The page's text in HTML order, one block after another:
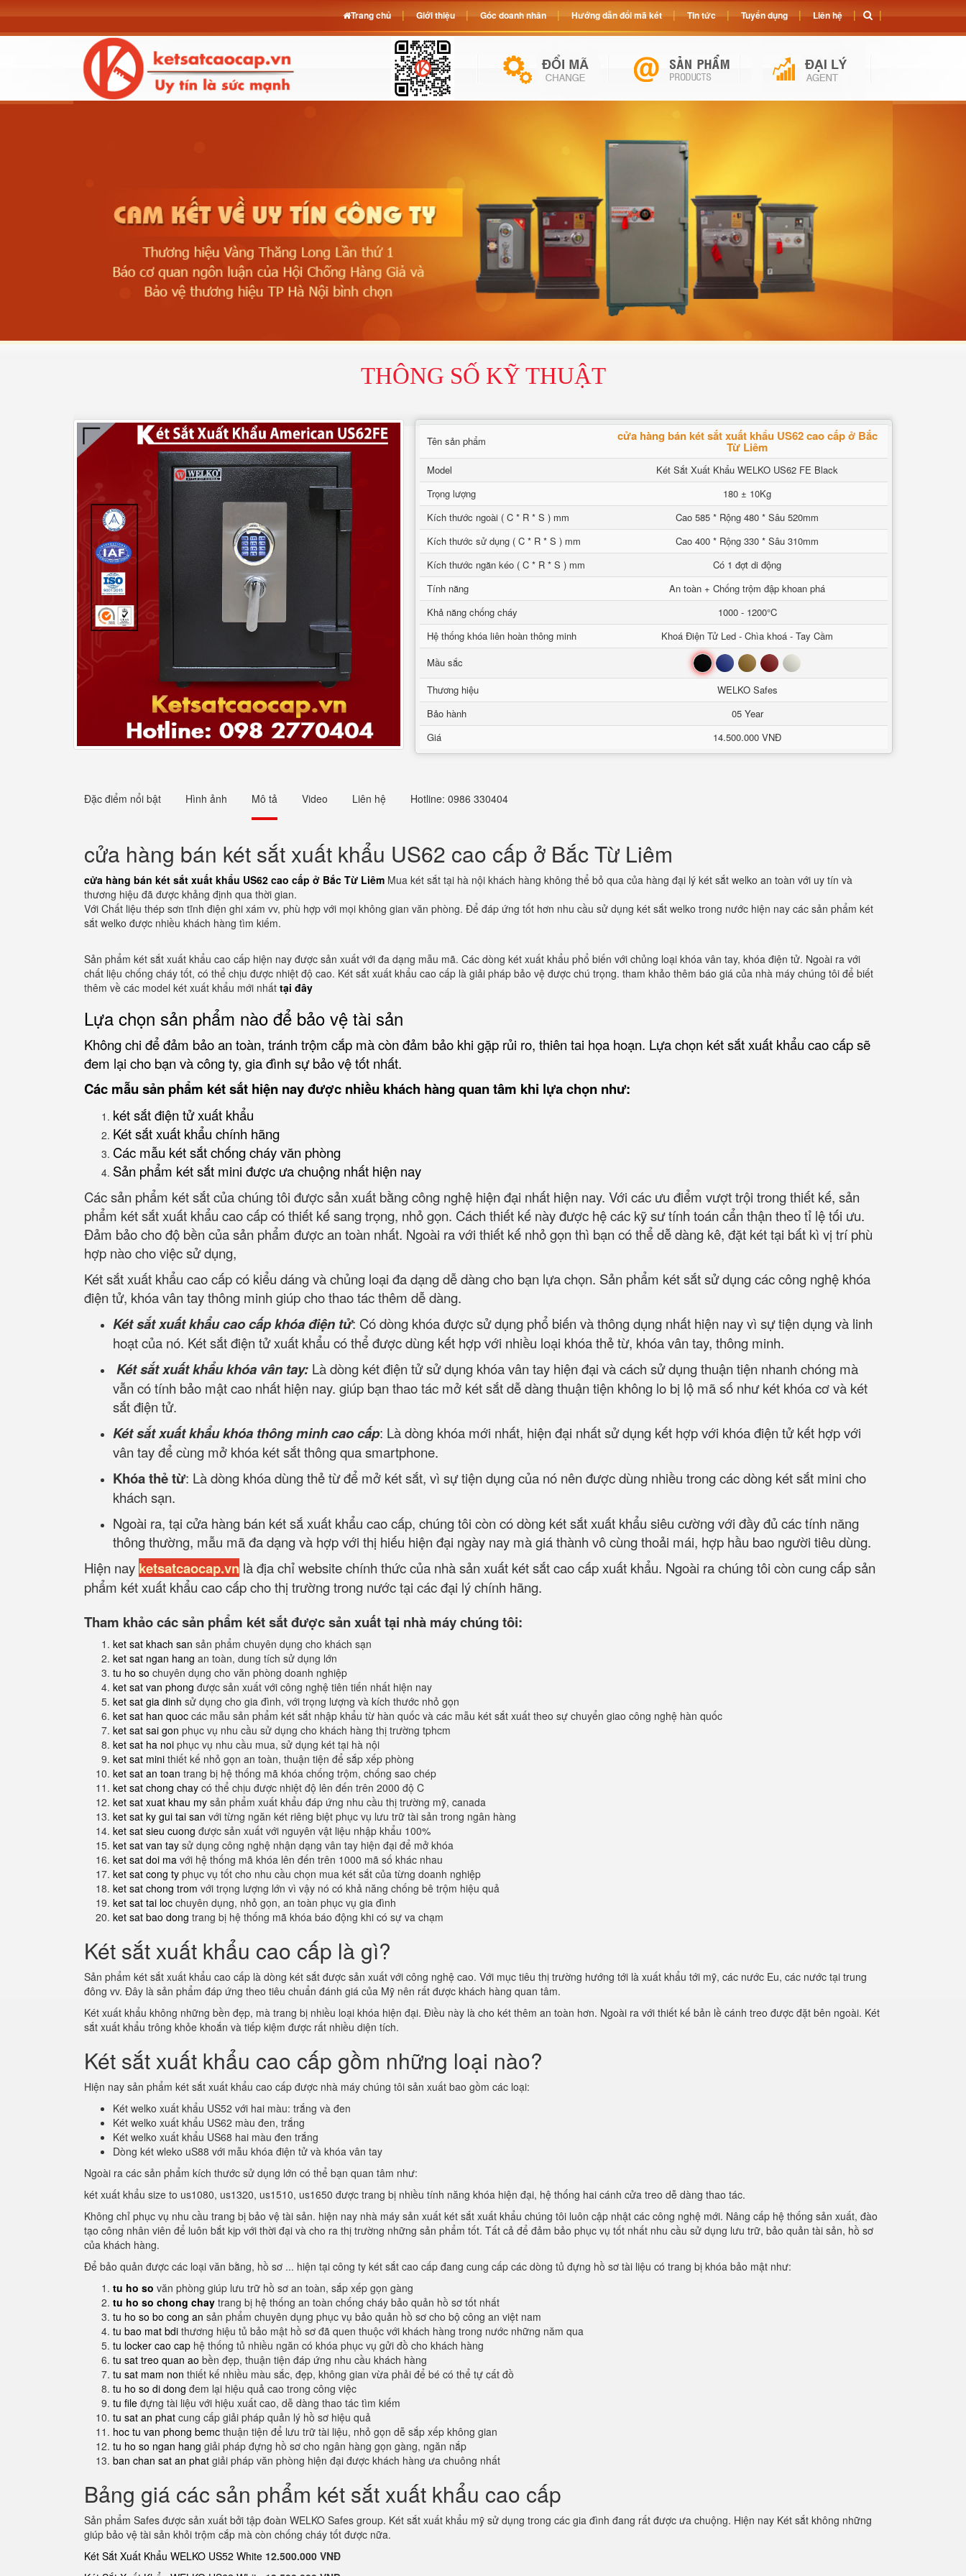
THÔNG SỐ KỸ THUẬT
Tên sản phẩm cửa hàng bán két sắt xuất khẩu US62 cao cấp ở Bắc
Từ Liêm
Model
Két Sắt Xuất Khẩu WELKO US62 FE Black
Trọng lượng
180 ± 10Kg
Kích thước ngoài ( C * R * S ) mm
Cao 585 * Rộng 480 * Sâu 520mm
Kích thước sử dụng ( C * R * S ) mm
Cao 400 * Rộng 330 * Sâu 310mm
Kích thước ngăn kéo ( C * R * S ) mm
Có 1 đợt di động
Tính năng
An toàn + Chống trộm đập khoan phá
Khả năng chống cháy
1000 - 1200°C
Hệ thống khóa liên hoàn thông minh
Khoá Điện Tử Led - Chìa khoá - Tay Cầm
Mầu sắc
Đen Xanh Nâu Đỏ Trắng
Thương hiệu
WELKO Safes
Bảo hành
05 Year
Giá
14.500.000 VNĐ
Đặc điểm nổi bật Hình ảnh Mô tả Video Liên hệ Hotline: 0986 330404
cửa hàng bán két sắt xuất khẩu US62 cao cấp ở Bắc Từ Liêm
cửa hàng bán két sắt xuất khẩu US62 cao cấp ở Bắc Từ Liêm Mua két sắt tại hà nội khách hàng không thể bỏ qua của hàng đại lý két sắt welko an toàn với uy tín và
thương hiệu đã được khảng định qua thời gian.
Với Chất liệu thép sơn tĩnh điện ghi xám vv, phù hợp với mọi không gian văn phòng. Để đáp ứng tốt hơn nhu cầu sử dụng két sắt welko trong nước hiện nay các sản phẩm két
sắt welko được nhiều khách hàng tìm kiếm.
Sản phẩm két sắt xuất khẩu cao cấp hiện nay được sản xuất với đa dạng mẫu mã. Các dòng két xuất khẩu phổ biến với chủng loại khóa vân tay, khóa điện tử. Ngoài ra với
chất liệu chống cháy tốt, có thể chịu được nhiệt độ cao. Két sắt xuất khẩu cao cấp là giải pháp bảo vệ được chú trọng. tham khảo thêm báo giá của nhà máy chúng tôi để biết
thêm về các model két xuất khẩu mới nhất tại đây
Lựa chọn sản phẩm nào để bảo vệ tài sản
Không chi để đảm bảo an toàn, tránh trộm cắp mà còn đảm bảo khi gặp rủi ro, thiên tai họa hoạn. Lựa chọn két sắt xuất khẩu cao cấp sẽ
đem lại cho bạn và công ty, gia đình sự bảo vệ tốt nhất.
Các mẫu sản phẩm két sắt hiện nay được nhiều khách hàng quan tâm khi lựa chọn như:
két sắt điện tử xuất khẩu
Két sắt xuất khẩu chính hãng
Các mẫu két sắt chống cháy văn phòng
Sản phẩm két sắt mini được ưa chuộng nhất hiện nay
Các sản phẩm két sắt của chúng tôi được sản xuất bằng công nghệ hiện đại nhất hiện nay. Với các ưu điểm vượt trội trong thiết kế, sản
phẩm két sắt xuất khẩu cao cấp có thiết kế sang trọng, nhỏ gọn. Cách thiết kế này được hệ các kỹ sư tính toán cẩn thận theo tỉ lệ tối ưu.
Đảm bảo cho độ bền của sản phẩm được an toàn nhất. Ngoài ra với thiết kế nhỏ gọn thì bạn có thể dễ dàng kê, đặt két tại bất kì vị trí phù
hợp nào cho việc sử dụng,
Két sắt xuất khẩu cao cấp có kiểu dáng và chủng loại đa dạng dễ dàng cho bạn lựa chọn. Sản phẩm két sắt sử dụng các công nghệ khóa
điện tử, khóa vân tay thông minh giúp cho thao tác thêm dễ dàng.
Két sắt xuất khẩu cao cấp khóa điện tử: Có dòng khóa được sử dụng phổ biến và thông dụng nhất hiện nay vì sự tiện dụng và linh
hoạt của nó. Két sắt điện tử xuất khẩu có thể được dùng kết hợp với nhiều loại khóa thẻ từ, khóa vân tay, thông minh.
Két sắt xuất khẩu khóa vân tay: Là dòng két điện tử sử dụng khóa vân tay hiện đại và cách sử dụng thuận tiện nhanh chóng mà
vẫn có tính bảo mật cao nhất hiện nay. giúp bạn thao tác mở két sắt dễ dàng thuận tiện không lo bị lộ mã số như két khóa cơ và két
sắt điện tử.
Két sắt xuất khẩu khóa thông minh cao cấp: Là dòng khóa mới nhất, hiện đại nhất sử dụng kết hợp với khóa điện tử kết hợp với
vân tay để cùng mở khóa két sắt thông qua smartphone.
Khóa thẻ từ: Là dòng khóa dùng thẻ từ để mở két sắt, vì sự tiện dụng của nó nên được dùng nhiều trong các dòng két sắt mini cho
khách sạn.
Ngoài ra, tại cửa hàng bán két sắ xuất khẩu cao cấp, chúng tôi còn có dòng két sắt xuất khẩu siêu cường với đầy đủ các tính năng
thông thường, mẫu mã đa dạng và hợp với thị hiếu hiện đại ngày nay mà giá thành vô cùng thoải mái, hợp hầu bao người tiêu dùng.
Hiện nay ketsatcaocap.vn là địa chỉ website chính thức của nhà sản xuất két sắt cao cấp xuất khẩu. Ngoài ra chúng tôi còn cung cấp sản
phẩm két xuất khẩu cao cấp cho thị trường trong nước tại các đại lý chính hãng.
Tham khảo các sản phẩm két sắt được sản xuất tại nhà máy chúng tôi:
ket sat khach san sản phẩm chuyên dụng cho khách sạn
ket sat ngan hang an toàn, dung tích sử dụng lớn
tu ho so chuyên dụng cho văn phòng doanh nghiệp
ket sat van phong được sản xuất với công nghệ tiên tiến nhất hiện nay
ket sat gia dinh sử dụng cho gia đình, với trọng lượng và kích thước nhỏ gọn
ket sat han quoc các mẫu sản phẩm két sắt nhập khẩu từ hàn quốc và các mẫu két sắt xuất theo sự chuyển giao công nghệ hàn quốc
ket sat sai gon phục vụ nhu cầu sử dụng cho khách hàng thị trường tphcm
ket sat ha noi phục vụ nhu cầu mua, sử dụng két tại hà nội
ket sat mini thiết kế nhỏ gọn an toàn, thuận tiện để sắp xếp phòng
ket sat an toan trang bị hệ thống mã khóa chống trộm, chống sao chép
ket sat chong chay có thể chịu được nhiệt độ lên đến trên 2000 độ C
ket sat xuat khau my sản phẩm xuất khẩu đáp ứng nhu cầu thị trường mỹ, canada
ket sat ky gui tai san với từng ngăn két riêng biệt phục vụ lưu trữ tài sản trong ngân hàng
ket sat sieu cuong được sản xuất với nguyên vật liệu nhập khẩu 100%
ket sat van tay sử dụng công nghệ nhận dạng vân tay hiện đại để mở khóa
ket sat doi ma với hệ thống mã khóa lên đến trên 1000 mã số khác nhau
ket sat cong ty phục vụ tốt cho nhu cầu chọn mua két sắt của từng doanh nghiệp
ket sat chong trom với trọng lượng lớn vì vậy nó có khả năng chống bê trộm hiệu quả
ket sat tai loc chuyên dụng, nhỏ gọn, an toàn phục vụ gia đình
ket sat bao dong trang bị hệ thống mã khóa báo động khi có sự va chạm
Két sắt xuất khẩu cao cấp là gì?
Sản phẩm két sắt xuất khẩu cao cấp là dòng két sắt được sản xuất với công nghệ cao. Với mục tiêu thị trường hướng tới là xuất khẩu tới mỹ, các nước Eu, các nước tại trung
đông vv. Đây là sản phẩm đáp ứng theo tiêu chuẩn đánh giá của Mỹ nên rất được khách hàng quan tâm.
Két xuất khẩu không những bền đẹp, mà trang bị nhiều loại khóa hiện đại. Điều này là cho két thêm an toàn hơn. Ngoài ra với thiết kế bản lề cánh treo được đặt bên ngoài. Két
sắt xuất khẩu trông khỏe khoắn và tiếp kiệm được rất nhiều diện tích.
Két sắt xuất khẩu cao cấp gồm những loại nào?
Hiện nay sản phẩm két sắt xuất khẩu cao cấp được nhà máy chúng tôi sản xuất bao gồm các loại:
Két welko xuất khẩu US52 với hai màu: trắng và đen
Két welko xuất khẩu US62 màu đen, trắng
Két welko xuất khẩu US68 hai màu đen trắng
Dòng két wleko uS88 với mẫu khóa điện tử và khóa vân tay
Ngoài ra các sản phẩm kích thước sử dụng lớn có thể bạn quan tâm như:
két xuất khẩu size to us1080, us1320, us1510, us1650 được trang bị nhiều tính năng khóa hiện đại, hệ thống hai cánh cửa treo dễ dàng thao tác.
Không chỉ phục vụ nhu cầu trang bị bảo vệ tài sản. hiện nay nhà máy sản xuất két sắt xuất khẩu chúng tôi luôn cập nhật các công nghệ mới. Nâng cấp hệ thống sản xuất, đào
tạo công nhân viên để luôn bắt kịp với thời đại và cho ra thị trường những sản phẩm tốt. Tất cả để đảm bảo phục vụ tốt nhất nhu cầu sử dụng lưu trữ, bảo quản tài sản, hồ sơ
của khách hàng.
Để bảo quản được các loại văn bằng, hồ sơ ... hiện tại công ty két sắt cao cấp đang cung cấp các dòng tủ đựng hồ sơ tài liệu có trang bị khóa bảo mật như:
tu ho so văn phòng giúp lưu trữ hồ sơ an toàn, sắp xếp gọn gàng
tu ho so chong chay trang bị hệ thống an toàn chống cháy bảo quản hồ sơ tốt nhất
tu ho so bo cong an sản phẩm chuyên dụng phục vụ bảo quản hồ sơ cho bộ công an việt nam
tu bao mat bdi thương hiệu tủ bảo mật hồ sơ đã quen thuộc với khách hàng trong nước những năm qua
tu locker cao cap hệ thống tủ nhiều ngăn có khóa phục vụ gửi đồ cho khách hàng
tu sat treo quan ao bền đẹp, thuận tiện đáp ứng nhu cầu khách hàng
tu sat mam non thiết kế nhiều màu sắc, đẹp, không gian vừa phải để bé có thể tự cất đồ
tu ho so di dong đem lại hiệu quả cao trong công việc
tu file đựng tài liệu với hiệu xuất cao, dễ dàng thao tác tìm kiếm
tu sat an phat cung cấp giải pháp quản lý hồ sơ hiệu quả
hoc tu van phong bemc thuận tiện để lưu trữ tài liệu, nhỏ gọn dễ sắp xếp không gian
tu ho so ngan hang giải pháp đựng hồ sơ cho ngân hàng gọn gàng, ngăn nắp
ban chan sat an phat giải pháp văn phòng hiện đại được khách hàng ưa chuông nhất
Bảng giá các sản phẩm két sắt xuất khẩu cao cấp
Sản phẩm Safes được sản xuất bởi tập đoàn WELKO Safes group. Két sắt xuất khẩu mỹ sử dụng trong các gia đình đang rất được ưa chuộng. Hiện nay Két sắt không những
giúp bảo vệ tài sản khỏi trộm cắp mà còn chống cháy tốt được nữa.
Két Sắt Xuất Khẩu WELKO US52 White 12.500.000 VNĐ
Trang chủ Giới thiệu Góc doanh nhân Hướng dẫn đổi mã két Tin tức Tuyển dụng Liên hệ